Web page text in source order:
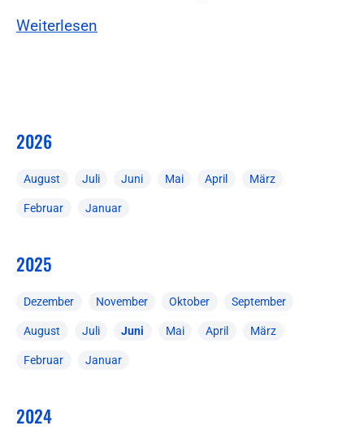
Weiterlesen
2026
August Juli Juni Mai April März
Februar Januar
2025
Dezember November Oktober September
August Juli Juni Mai April März
Februar Januar
2024